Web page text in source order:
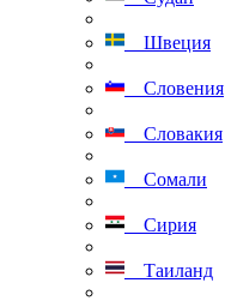
Швеция
Словения
Словакия
Сомали
Сирия
Таиланд